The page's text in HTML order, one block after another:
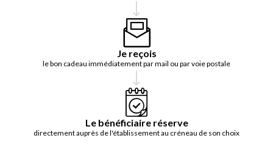
Je reçois
le bon cadeau immédiatement par mail ou par voie postale
Le bénéficiaire réserve
directement auprès de l'établissement au créneau de son choix